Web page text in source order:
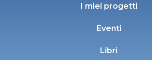
I miei progetti
Eventi
Libri